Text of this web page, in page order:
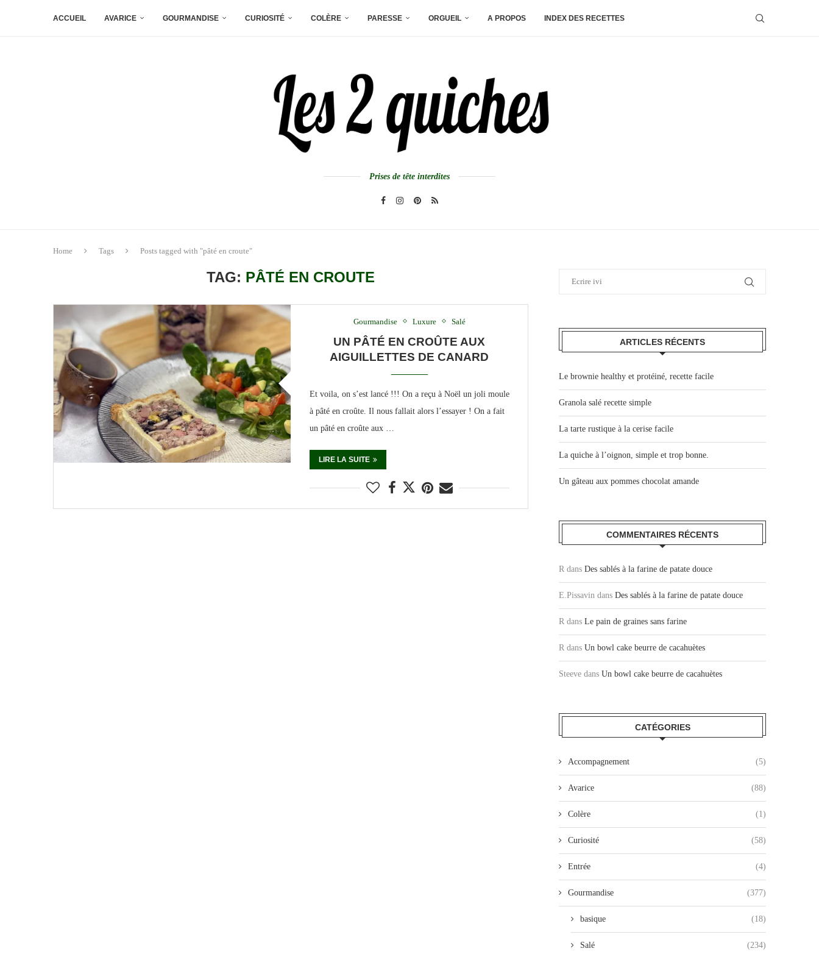
ACCUEIL AVARICE GOURMANDISE CURIOSITÉ COLÈRE PARESSE ORGUEIL A PROPOS INDEX DES RECETTES
Prises de tête interdites
Home Tags Posts tagged with "pâté en croute"
TAG: PÂTÉ EN CROUTE
Gourmandise Luxure Salé
UN PÂTÉ EN CROÛTE AUX
AIGUILLETTES DE CANARD
Et voila, on s’est lancé !!! On a reçu à Noël un joli moule
à pâté en croûte. Il nous fallait alors l’essayer ! On a fait
un pâté en croûte aux …
LIRE LA SUITE
ARTICLES RÉCENTS
Le brownie healthy et protéiné, recette facile
Granola salé recette simple
La tarte rustique à la cerise facile
La quiche à l’oignon, simple et trop bonne.
Un gâteau aux pommes chocolat amande
COMMENTAIRES RÉCENTS
R dans Des sablés à la farine de patate douce
E.Pissavin dans Des sablés à la farine de patate douce
R dans Le pain de graines sans farine
R dans Un bowl cake beurre de cacahuètes
Steeve dans Un bowl cake beurre de cacahuètes
CATÉGORIES
Accompagnement (5)
Avarice (88)
Colère (1)
Curiosité (58)
Entrée (4)
Gourmandise (377)
basique (18)
Salé (234)